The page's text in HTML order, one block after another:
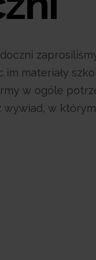
im materiały
w ogóle
wywiad, w